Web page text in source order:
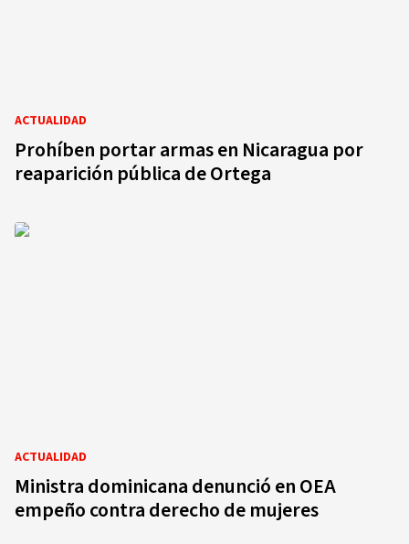
ACTUALIDAD
Prohíben portar armas en Nicaragua por
reaparición pública de Ortega
ACTUALIDAD
Ministra dominicana denunció en OEA
empeño contra derecho de mujeres